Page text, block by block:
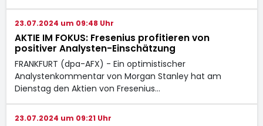
23.07.2024 um 09:48 Uhr
AKTIE IM FOKUS: Fresenius profitieren von
positiver Analysten-Einschätzung
FRANKFURT (dpa-AFX) - Ein optimistischer
Analystenkommentar von Morgan Stanley hat am
Dienstag den Aktien von Fresenius…
23.07.2024 um 09:21 Uhr